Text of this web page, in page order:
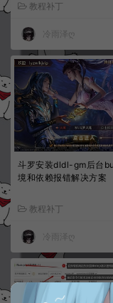
教程补丁
冷雨泽ღ
斗罗安装dldl-gm后台
境和依赖报错解决方案
教程补丁
冷雨泽ღ